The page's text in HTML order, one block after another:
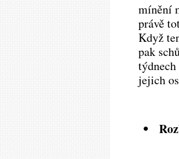
mínění
právě
Když
pak
jejich